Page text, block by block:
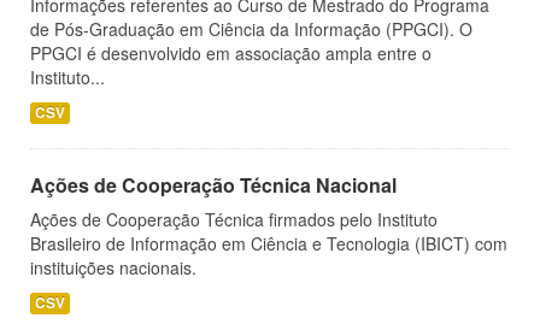
Informações referentes ao Curso de Mestrado do Programa
de Pós-Graduação em Ciência da Informação (PPGCI). O
PPGCI é desenvolvido em associação ampla entre o
Instituto...
CSV
Ações de Cooperação Técnica Nacional
Ações de Cooperação Técnica firmados pelo Instituto
Brasileiro de Informação em Ciência e Tecnologia (IBICT) com
instituições nacionais.
CSV